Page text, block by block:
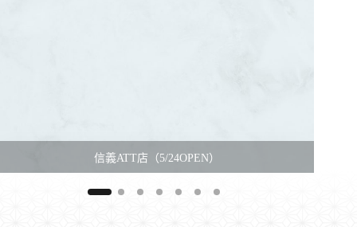
信義ATT店（5/24OPEN）